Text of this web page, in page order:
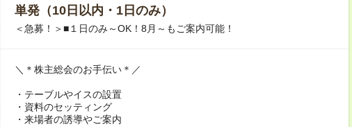
単発（10日以内・1日のみ）
＜急募！＞■１日のみ～OK！8月～もご案内可能！
＼＊株主総会のお手伝い＊／
・テーブルやイスの設置
・資料のセッティング
・来場者の誘導やご案内